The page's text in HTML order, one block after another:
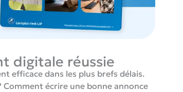
digitale réussie
efficace dans les plus brefs délais.
écrire une bonne annonce